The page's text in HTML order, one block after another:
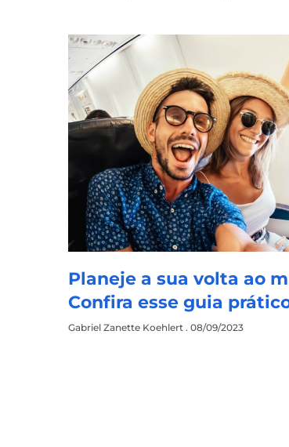
Planeje a sua volta ao
Confira esse guia
Gabriel Zanette Koehlert 08/09/2023